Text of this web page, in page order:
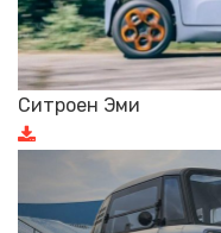
Ситроен Эми